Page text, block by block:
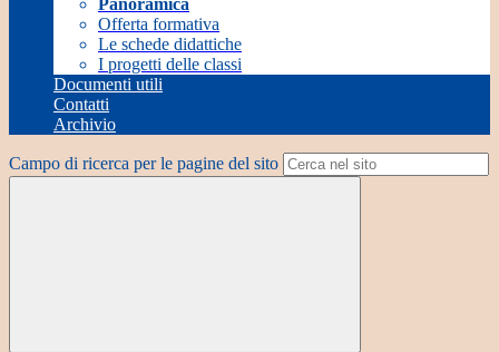
Panoramica
Offerta formativa
Le schede didattiche
I progetti delle classi
Documenti utili
Contatti
Archivio
Campo di ricerca per le pagine del sito